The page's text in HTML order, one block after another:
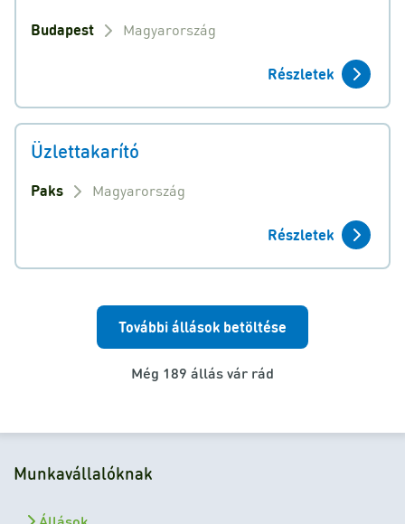
Budapest Magyarország
Részletek
Üzlettakarító
Paks Magyarország
Részletek
További állások betöltése
Még 189 állás vár rád
Munkavállalóknak